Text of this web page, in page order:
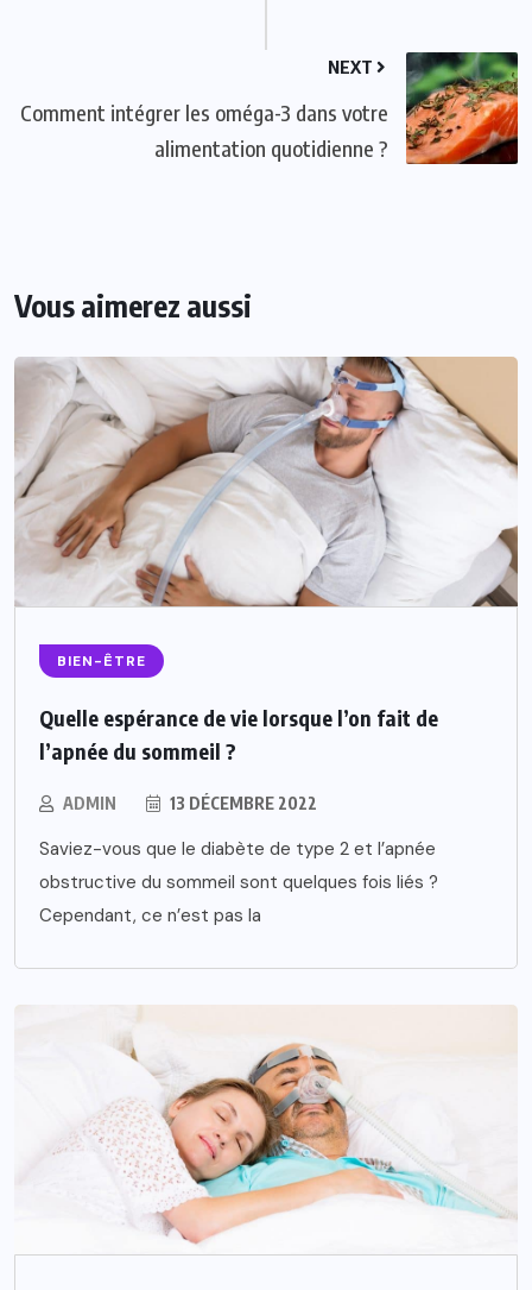
NEXT
Comment intégrer les oméga-3 dans votre
alimentation quotidienne ?
Vous aimerez aussi
BIEN-ÊTRE
Quelle espérance de vie lorsque l’on fait de
l’apnée du sommeil ?
ADMIN 13 DÉCEMBRE 2022
Saviez-vous que le diabète de type 2 et l’apnée
obstructive du sommeil sont quelques fois liés ?
Cependant, ce n’est pas la